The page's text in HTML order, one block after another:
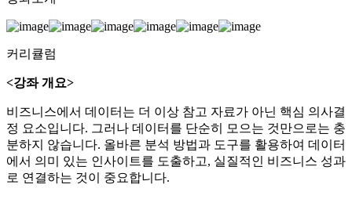
커리큘럼
<강좌 개요>
비즈니스에서 데이터는 더 이상 참고 자료가 아닌 핵심 의사결
정 요소입니다. 그러나 데이터를 단순히 모으는 것만으로는 충
분하지 않습니다. 올바른 분석 방법과 도구를 활용하여 데이터
에서 의미 있는 인사이트를 도출하고, 실질적인 비즈니스 성과
로 연결하는 것이 중요합니다.